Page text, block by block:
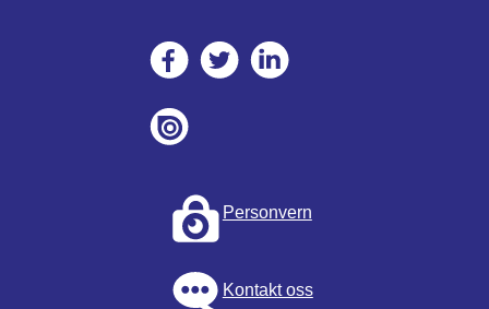
Personvern
Kontakt oss